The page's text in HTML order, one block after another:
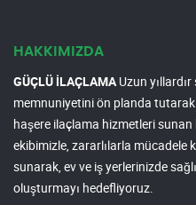
HAKKIMIZDA
GÜÇLÜ İLAÇLAMAUzun
memnuniyetini ön planda
haşere ilaçlama hizmetleri
ekibimizle, zararlılarla
sunarak, ev ve iş yerlerinizde
oluşturmayı hedefliyoruz.